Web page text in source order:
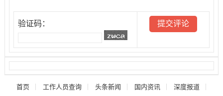
验证码：
首页 工作人员查询 头条新闻 国内资讯 深度报道